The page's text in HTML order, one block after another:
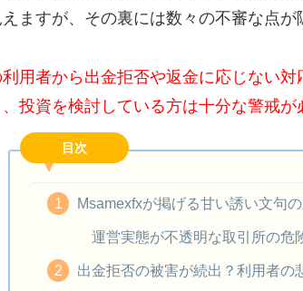
えますが、その裏には数々の不審な点が
用者から出金拒否や返金に応じない
投資を検討している方は十分な警戒が
目次
Msamexfxが掲げる甘い誘い文句
運営実態が不透明な取引所の危
出金拒否の被害が続出？利用者の